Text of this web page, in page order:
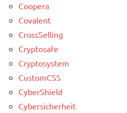
Coopera
Covalent
CrossSelling
Cryptosafe
Cryptosystem
CustomCSS
CyberShield
Cybersicherheit